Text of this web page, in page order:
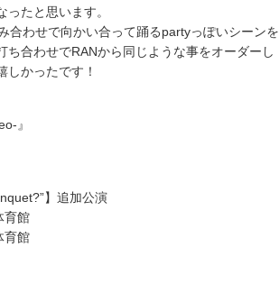
たと思います。
合わせで向かい合って踊るpartyっぽいシーンを
合わせでRANから同じような事をオーダーし
かったです！
』
】追加公演
育館
育館